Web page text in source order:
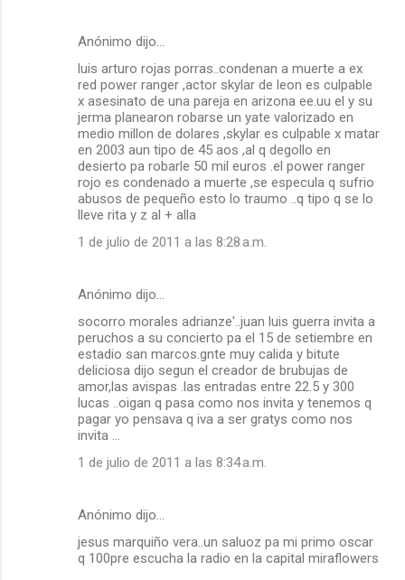
Anónimo dijo…
luis arturo rojas porras..condenan a muerte a ex
red power ranger ,actor skylar de leon es culpable
x asesinato de una pareja en arizona ee.uu el y su
jerma planearon robarse un yate valorizado en
medio millon de dolares ,skylar es culpable x matar
en 2003 aun tipo de 45 aos ,al q degollo en
desierto pa robarle 50 mil euros .el power ranger
rojo es condenado a muerte ,se especula q sufrio
abusos de pequeño esto lo traumo ..q tipo q se lo
lleve rita y z al + alla
1 de julio de 2011 a las 8:28 a.m.
Anónimo dijo…
socorro morales adrianze'..juan luis guerra invita a
peruchos a su concierto pa el 15 de setiembre en
estadio san marcos.gnte muy calida y bitute
deliciosa dijo segun el creador de brubujas de
amor,las avispas .las entradas entre 22.5 y 300
lucas ..oigan q pasa como nos invita y tenemos q
pagar yo pensava q iva a ser gratys como nos
invita ...
1 de julio de 2011 a las 8:34 a.m.
Anónimo dijo…
jesus marquiño vera..un saluoz pa mi primo oscar
q 100pre escucha la radio en la capital miraflowers